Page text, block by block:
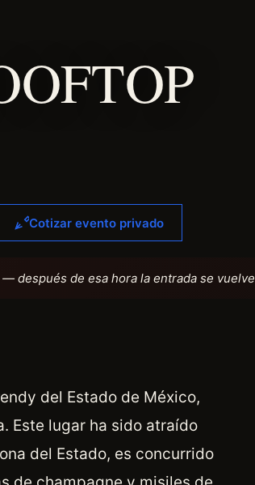
Cotizar evento privado
después de esa hora la entrada se
del Estado de México,
Este lugar ha sido atraído
del Estado, es concurrido